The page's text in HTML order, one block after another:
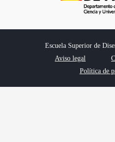
Escuela Superior de
Aviso legal
Política de